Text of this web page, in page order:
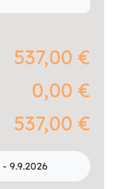
537,00 €
0,00 €
537,00 €
9.9.2026